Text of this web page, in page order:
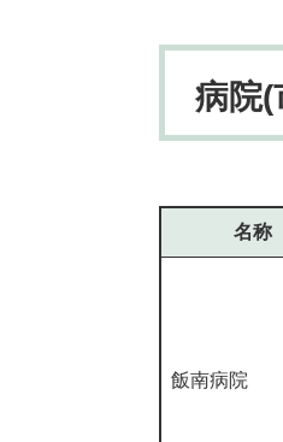
病院(
名称
飯南病院